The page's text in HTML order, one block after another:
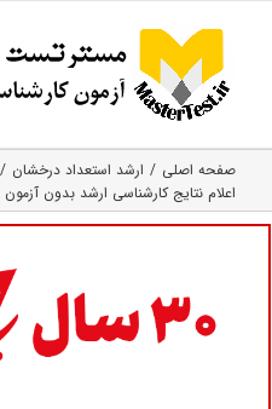
content
صفحه اصلی
ارشد استعداد درخشان
اعلام نتایج کارشناسی ارشد بدون آزمون ۹۵ دانشگاه منابع طبیعی خوزستان